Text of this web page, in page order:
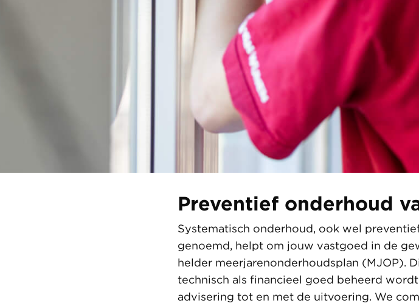
Preventief onderhoud
Systematisch onderhoud, ook wel
genoemd, helpt om jouw vastgoed in de
helder meerjarenonderhoudsplan (MJOP).
technisch als financieel goed beheerd
advisering tot en met de uitvoering. We